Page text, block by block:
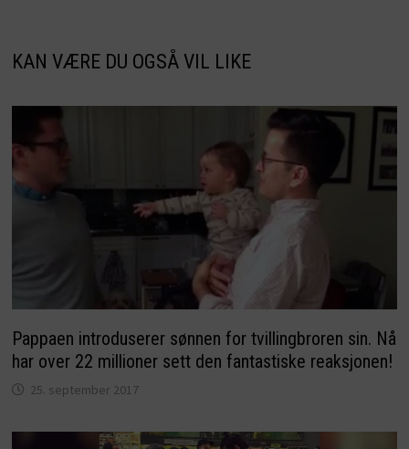
KAN VÆRE DU OGSÅ VIL LIKE
Pappaen introduserer sønnen for tvillingbroren sin. Nå
har over 22 millioner sett den fantastiske reaksjonen!
25. september 2017